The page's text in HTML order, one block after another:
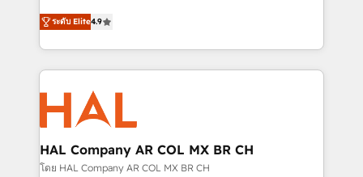
HubSpot dans votre organisation. Pour toute
question technique ou besoin de structuration de
B2B à travers l’acquisition de nouveaux clients,
l'intégration CRM et le développement des revenus
auprès de vos comptes existants. En France et à
l'international, nous travaillons avec des ETI
ambitieuses, des grands groupes voulant aller au-
delà d’une simple transformation digitale et des
startups florissantes. Nos 3 grandes expertises sont :
➤ L’intégration de CRM et de méthodologie RevOps
pour aligner les équipes marketing, commerciales et
ระดับ Elite4.9
HAL Company AR COL MX BR CH
โดย HAL Company AR COL MX BR CH